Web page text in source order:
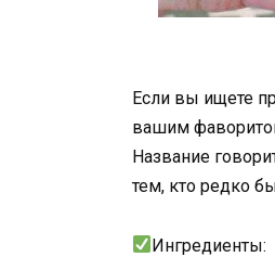
Если вы ищете
вашим
Название
тем, кто редко
Ингредиенты: